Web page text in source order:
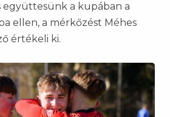
együttesünk a kupában a
ellen, a mérkőzést Méhes
értékeli ki.